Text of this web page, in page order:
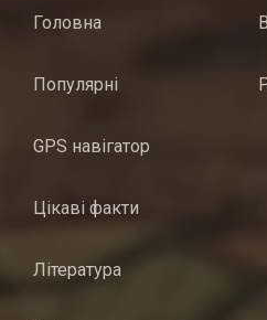
Головна
Популярні
GPS навігатор
Цікаві факти
Література